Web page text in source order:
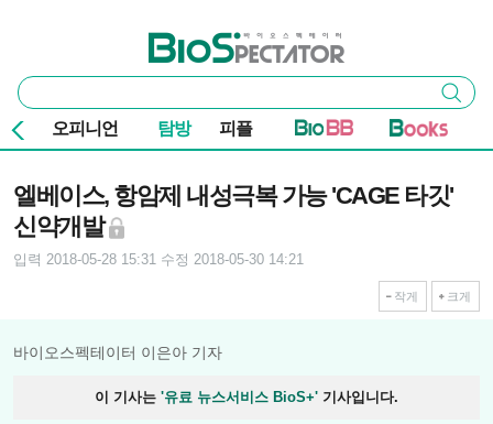
바이오스펙테이터
통
합
검
색
검색
오피니언 탐방 피플
엘베이스, 항암제 내성극복 가능 'CAGE 타깃'
신약개발
입력 2018-05-28 15:31 수정 2018-05-30 14:21
작게 크게
바이오스펙테이터 이은아 기자
이 기사는 '유료 뉴스서비스 BioS+' 기사입니다.